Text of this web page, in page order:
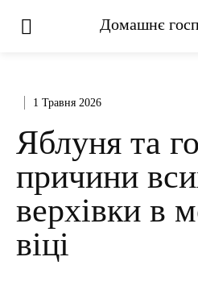
Домашнє
1 Травня 2026
Яблуня та
причини
верхівки в
віці